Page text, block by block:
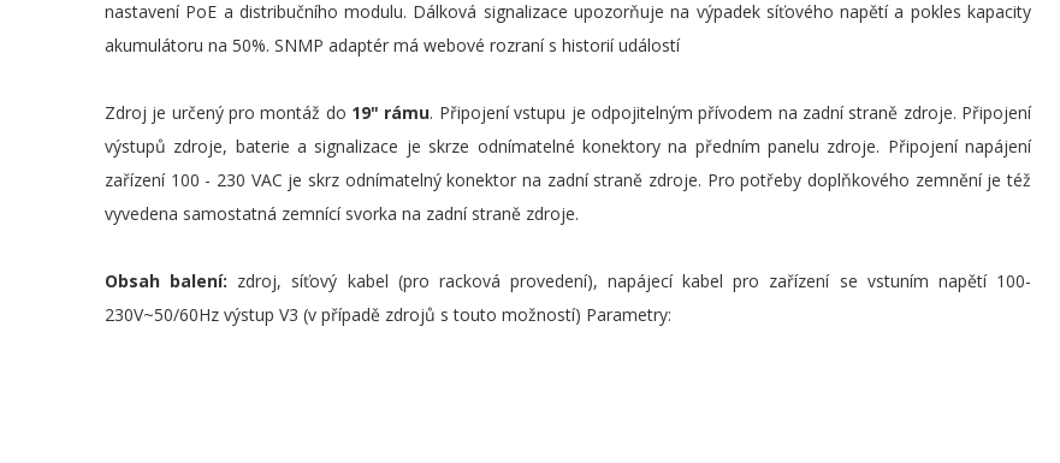
nastavení PoE a distribučního modulu. Dálková signalizace upozorňuje na výpadek síťového napětí a pokles kapacity
akumulátoru na 50%. SNMP adaptér má webové rozraní s historií událostí
Zdroj je určený pro montáž do 19" rámu. Připojení vstupu je odpojitelným přívodem na zadní straně zdroje. Připojení
výstupů zdroje, baterie a signalizace je skrze odnímatelné konektory na předním panelu zdroje. Připojení napájení
zařízení 100 - 230 VAC je skrz odnímatelný konektor na zadní straně zdroje. Pro potřeby doplňkového zemnění je též
vyvedena samostatná zemnící svorka na zadní straně zdroje.
Obsah balení: zdroj, síťový kabel (pro racková provedení), napájecí kabel pro zařízení se vstuním napětí 100-
230V~50/60Hz výstup V3 (v případě zdrojů s touto možností) Parametry: